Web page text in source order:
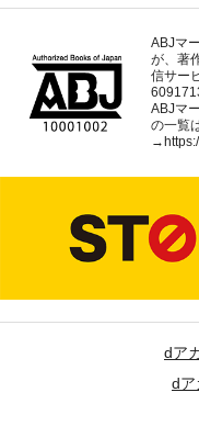
ABJマ
が、著
信サー
ABJマ
の一覧
→
dア
dア